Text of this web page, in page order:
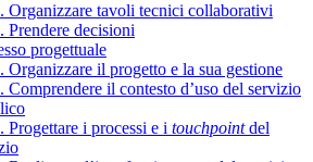
Organizzare tavoli tecnici collaborativi
Prendere decisioni
progettuale
Organizzare il progetto e la sua gestione
Comprendere il contesto d’uso del servizio
Progettare i processi e i touchpointdel